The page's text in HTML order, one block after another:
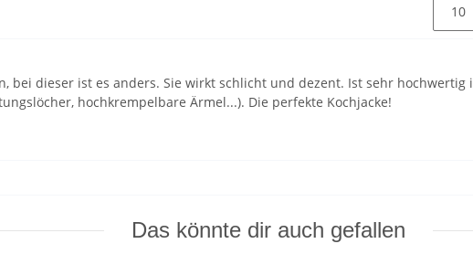
bei dieser ist es anders. Sie wirkt schlicht und dezent. Ist sehr
hochkrempelbare Ärmel...). Die perfekte Kochjacke!
Das könnte dir auch gefallen